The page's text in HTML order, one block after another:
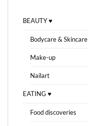
BEAUTY ♥
Bodycare & Skincare
Make-up
Nailart
EATING ♥
Food discoveries